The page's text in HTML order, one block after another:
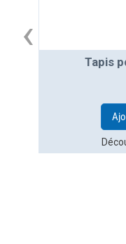
Tapis
‹